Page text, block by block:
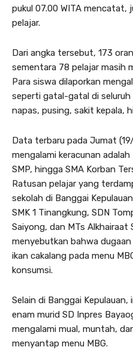
pukul 07.00 WITA mencatat,
pelajar.
Dari angka tersebut, 173
sementara 78 pelajar masih
Para siswa dilaporkan
seperti gatal-gatal di
napas, pusing, sakit kepala,
Data terbaru pada Jumat
mengalami keracunan
SMP, hingga SMA Korban
Ratusan pelajar yang
sekolah di Banggai
SMK 1 Tinangkung, SDN
Saiyong, dan MTs Alkhairaat
menyebutkan bahwa dugaan
ikan cakalang pada menu
konsumsi.
Selain di Banggai
enam murid SD Inpres
mengalami mual, muntah,
menyantap menu MBG.